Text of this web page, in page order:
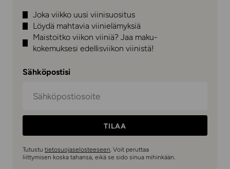
Joka viikko uusi viinisuositus
Löydä mahtavia viinielämyksiä
Maistoitko viikon viiniä? Jaa maku-
kokemuksesi edellisviikon viinistä!
Sähköpostisi
TILAA
Tutustu tietosuojaselosteeseen. Voit peruttaa
liittymisen koska tahansa, eikä se sido sinua mihinkään.